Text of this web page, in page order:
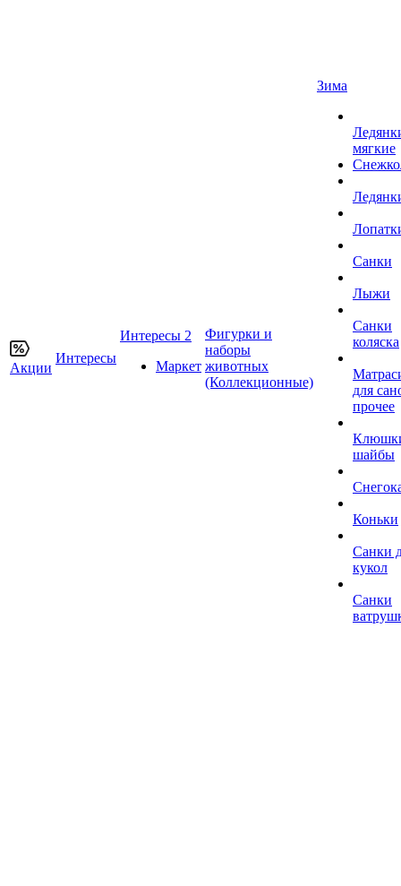
Акции
Интересы
Интересы 2
Маркет
Фигурки и
наборы
животных
(Коллекционные)
Зима
мягкие
Санки
Лыжи
Санки
коляска
для
прочее
шайбы
Коньки
Санки
кукол
Санки